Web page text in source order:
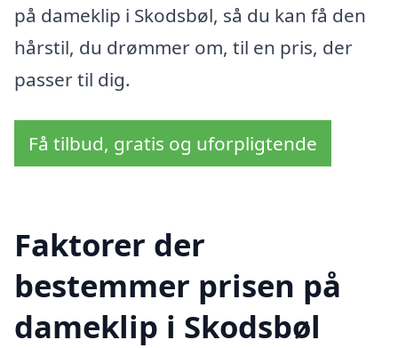
på dameklip i Skodsbøl, så du kan få den
hårstil, du drømmer om, til en pris, der
passer til dig.
Få tilbud, gratis og uforpligtende
Faktorer der
bestemmer prisen på
dameklip i Skodsbøl